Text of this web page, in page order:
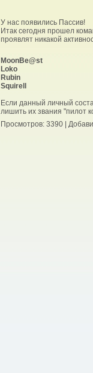
У нас появились Паcсив!
Итак сегодня прошел
проявлят никакой
MoonBe@st
Loko
Rubin
Squirell
Если данный личный
лишить их звания "пилот
Просмотров: 3390 |